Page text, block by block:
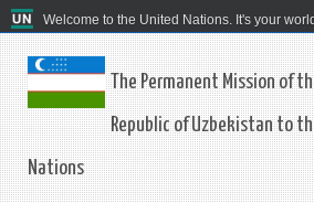
Welcome to the United Nations. It's your
The Permanent Mission of
Republic of Uzbekistan to
Nations